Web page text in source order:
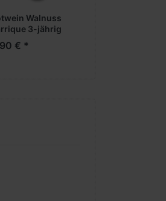
Walnuss
3-jährig
€ *